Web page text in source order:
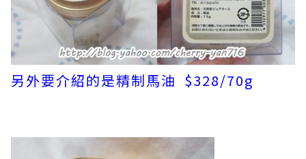
另外要介紹的是精制馬油 $328/70g